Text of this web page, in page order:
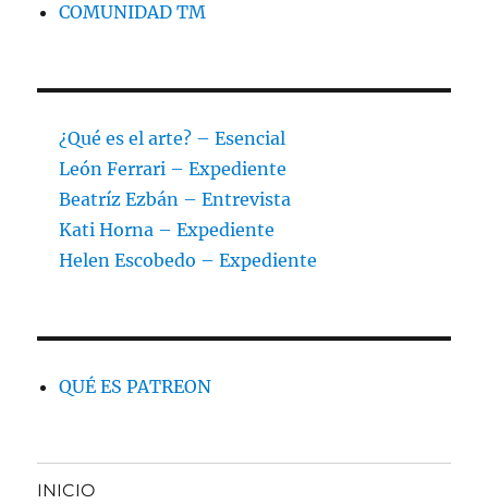
COMUNIDAD TM
¿Qué es el arte? – Esencial
León Ferrari – Expediente
Beatríz Ezbán – Entrevista
Kati Horna – Expediente
Helen Escobedo – Expediente
QUÉ ES PATREON
INICIO